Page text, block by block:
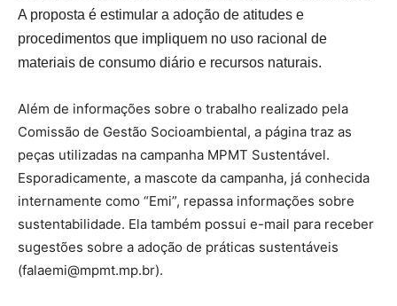
A proposta é estimular a adoção de atitudes e
procedimentos que impliquem no uso racional de
materiais de consumo diário e recursos naturais.
Além de informações sobre o trabalho realizado pela
Comissão de Gestão Socioambiental, a página traz as
peças utilizadas na campanha MPMT Sustentável.
Esporadicamente, a mascote da campanha, já conhecida
internamente como “Emi”, repassa informações sobre
sustentabilidade. Ela também possui e-mail para receber
sugestões sobre a adoção de práticas sustentáveis
(falaemi@mpmt.mp.br).